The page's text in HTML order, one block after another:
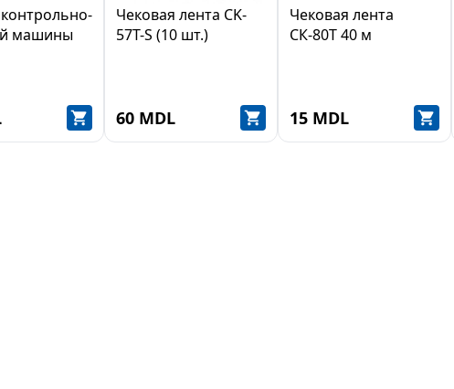
машины
Чековая лента CK-
57T-S (10 шт.)
60 MDL
Чековая лента
СК-80Т 40 м
15 MDL